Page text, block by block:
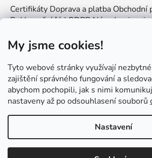
My jsme cookies!
Tyto webové stránky využívají
zajištění správného fungování a
abychom pochopili, jak s nimi
nastaveny až po odsouhlasení souborů
Nastavení
Certifikáty Doprava a platba Obchodní
Reklamační řádGDPRNávody a
Kontakt
info@zemetvoreni.cz Míša:605 077
Adél:775 683 521
Zemětvoření
Vytvořil Shoptet